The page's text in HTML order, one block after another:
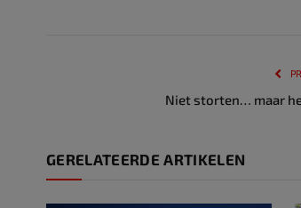
Niet storten… maar
GERELATEERDE ARTIKELEN